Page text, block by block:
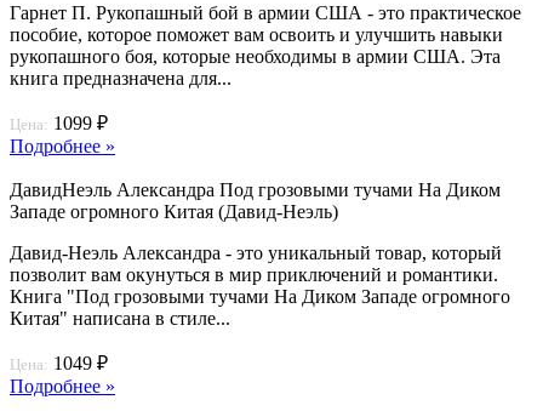
Гарнет П. Рукопашный бой в армии США - это практическое
пособие, которое поможет вам освоить и улучшить навыки
рукопашного боя, которые необходимы в армии США. Эта
книга предназначена для...
Цена: 1099 ₽
Подробнее »
Давид­Неэль Александра Под грозовыми тучами На Диком
Западе огромного Китая (Давид-Неэль)
Давид-Неэль Александра - это уникальный товар, который
позволит вам окунуться в мир приключений и романтики.
Книга "Под грозовыми тучами На Диком Западе огромного
Китая" написана в стиле...
Цена: 1049 ₽
Подробнее »